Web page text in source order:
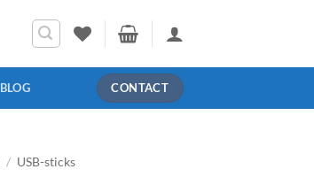
BLOG CONTACT
/ USB-sticks